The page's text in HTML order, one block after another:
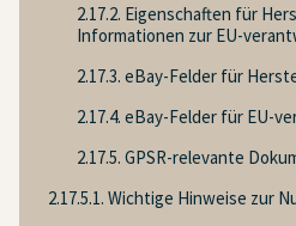
2.17.2. Eigenschaften für
Informationen zur EU-
2.17.3. eBay-Felder für
2.17.4. eBay-Felder für EU-
2.17.5. GPSR-relevante
2.17.5.1. Wichtige Hinweise zur